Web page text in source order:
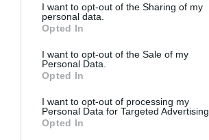
I want to opt-out of the Sharing of my
personal data.
Opted In
I want to opt-out of the Sale of my
Personal Data.
Opted In
I want to opt-out of processing my
Personal Data for Targeted Advertising.
Opted In
ΑΝΑΚΥΚΛΩΣΗ ΦοΔΣΑ
Facebook Twitter